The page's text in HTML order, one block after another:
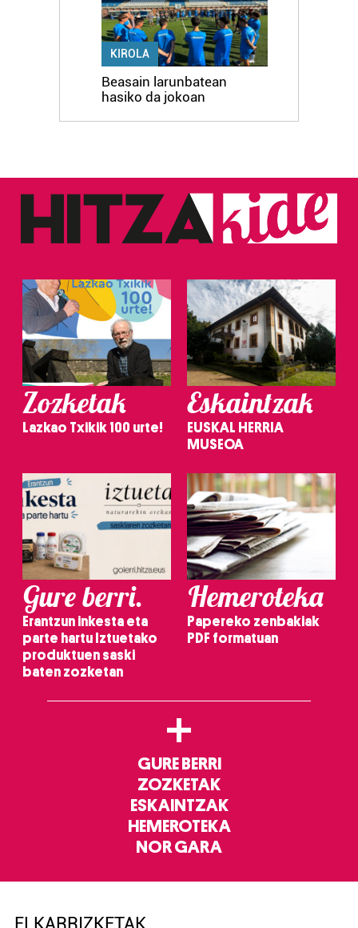
KIROLA
Beasain larunbatean
hasiko da jokoan
Zozketak
Lazkao Txikik 100 urte!
Eskaintzak
EUSKAL HERRIA
MUSEOA
Gure berri.
Erantzun inkesta eta
parte hartu Iztuetako
produktuen saski
baten zozketan
Hemeroteka
Papereko zenbakiak
PDF formatuan
+
GURE BERRI
ZOZKETAK
ESKAINTZAK
HEMEROTEKA
NOR GARA
ELKARRIZKETAK